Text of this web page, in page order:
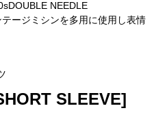
NEEDLE
ージミシンを多用に使用し表情
SLEEVE]